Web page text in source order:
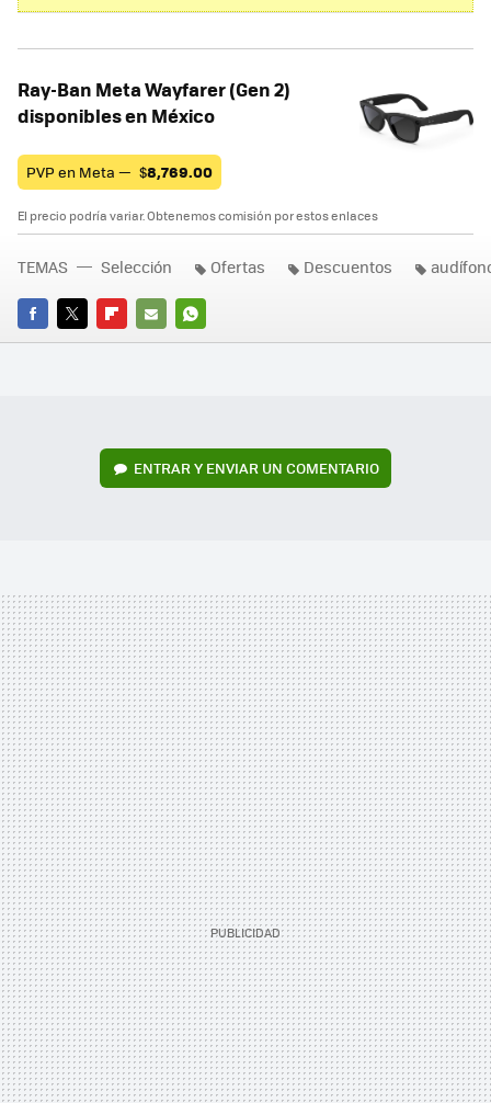
Ray-Ban Meta Wayfarer (Gen 2)
disponibles en México
PVP en Meta — $8,769.00
El precio podría variar. Obtenemos comisión por estos enlaces
FACEBOOK
TWITTERFLIPBOARD
E-
WHATSAPP
TEMAS Selección Ofertas Descuentos
ENTRAR Y ENVIAR UN COMENTARIO